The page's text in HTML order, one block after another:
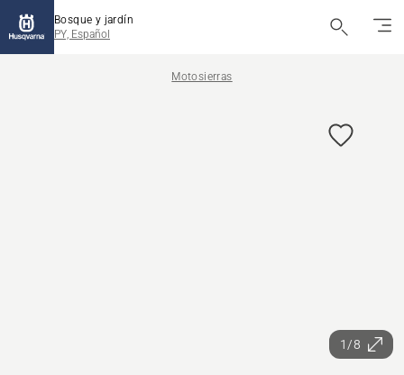
Bosque y jardín
PY, Español
Motosierras
1/8